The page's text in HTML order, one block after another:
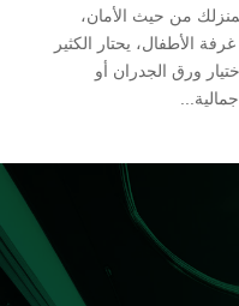
من حيث الأمان،
الأطفال، يحتار الكثير
ورق الجدران أو